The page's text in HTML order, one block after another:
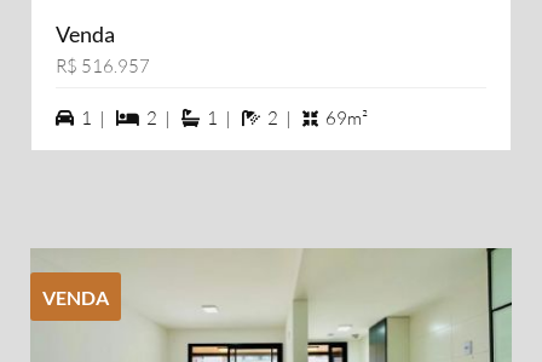
Venda
R$ 516.957
1 vagas na garagem
1 | 2 dormiórios
2 | 1 suítes
1 | 2 banheiros
2 | 69m²
VENDA